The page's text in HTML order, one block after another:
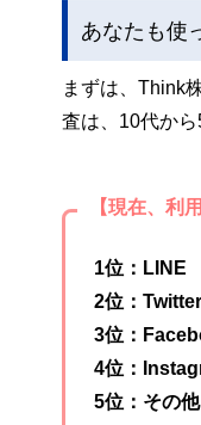
私た
あなたも使
まずは、Think
査は、10代か
【現在、利
1位：LINE
2位：
3位：
4位：
5位：その